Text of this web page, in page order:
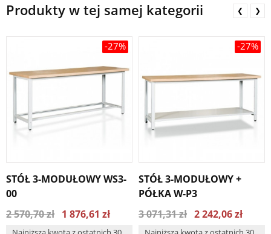
Produkty w tej samej kategorii
-27%
STÓŁ 3-MODUŁOWY WS3-
00
2 570,70 zł 1 876,61 zł
-27%
STÓŁ 3-MODUŁOWY +
PÓŁKA W-P3
3 071,31 zł 2 242,06 zł
❮ ❯